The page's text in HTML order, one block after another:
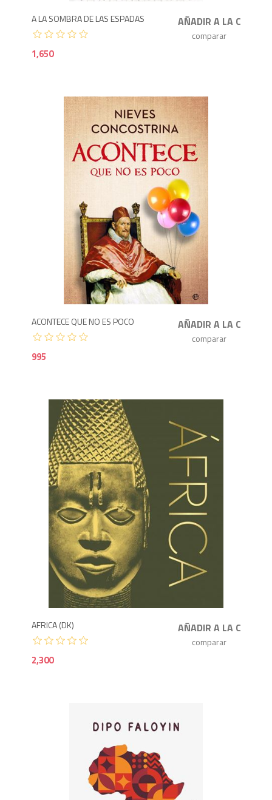
A LA SOMBRA DE LAS ESPADAS
1,650
ACONTECE QUE NO ES POCO
995
AFRICA (DK)
2,300